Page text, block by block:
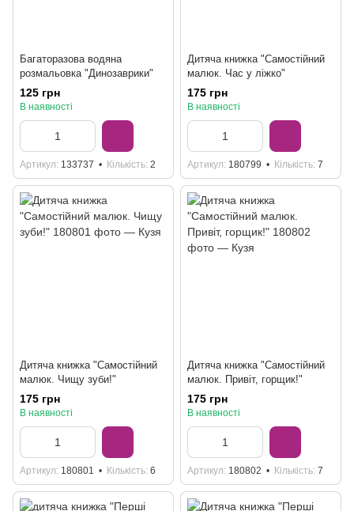
Багаторазова водяна
розмальовка "Динозаврики"
125 грн
В наявності
Артикул 133737 Кількість 2
Дитяча книжка "Самостійний
малюк. Час у ліжко"
175 грн
В наявності
Артикул 180799 Кількість 7
Дитяча книжка "Самостійний
малюк. Чищу зуби!"
175 грн
В наявності
Артикул 180801 Кількість 6
Дитяча книжка "Самостійний
малюк. Привіт, горщик!"
175 грн
В наявності
Артикул 180802 Кількість 7